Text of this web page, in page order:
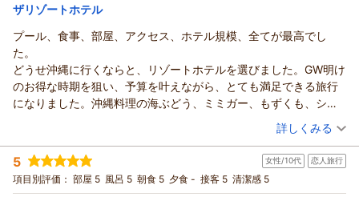
何より、74歳にして当ホテルのウォータースライダーに初挑戦
しく、面白かった」とのエピソードに、お客様の素晴らしいチ
ャレンジ精神とお茶目な一面が目に浮かび、私どもも温かい元
気をいただきました。
また、お食事についても沖縄ならではの新鮮な海産物や豚肉料
理、南国フルーツの数々をご堪能いただけて何よりでございま
す。当ホテル自慢のブッフェは、沖縄の豊かな食文化を感じて
するほど楽しんでいただけたことは大きな励みになります。
ホテル周辺の「道の駅いとまん」や「糸満海人（うみんちゅ）
の歴史・文化」にも触れられ、糸満という街そのものを深く楽
口コミへのご投稿、誠にありがとうございます。
ご滞在が素晴らしい思い出となりましたこと、大変嬉しく拝読
いたしました。当館自慢の景色やお料理にご満足いただけて何
よりでございます。
「また是非、来たい」という温かいお言葉を励みに、今後もよ
り良いサービスに努めてまいります。またのお越しを、スタッ
フ一同心よりお待ち申し上げております。
（返信日：2026/06/04）
ザリゾートホテル
プール、食事、部屋、アクセス、ホテル規模、全てが最高でし
た。
どうせ沖縄に行くならと、リゾートホテルを選びました。GW明け
のお得な時期を狙い、予算を叶えながら、とても満足できる旅行
になりました。沖縄料理の海ぶどう、ミミガー、もずくも、シン
プルな食し方と、アレンジの食し方とあり、国際通りで十分試食
した後でも、もう一度食べたなる工夫がされていてとても美味し
い食事でした
時間制限がないため、飲み放題にして、スムーズにアルコールを
提供していただき、オリオン生ビールを4杯も飲みました。
（投稿日：2026/05/27）
宿泊時期： 2026年05月宿泊 (家族旅行)
投稿者： そらさん
宿泊プラン： 【今だけ！25％OFF】夕朝食ブッフェ付｜ガーデンプール＆目
の前のビーチOPEN！リゾートを一日中満喫♪
ツイン 朝・夕
詳しくみる
5 女性/10代 恋人旅行
項目別評価： 部屋 5 風呂 5 朝食 5 夕食 - 接客 5 清潔感 5